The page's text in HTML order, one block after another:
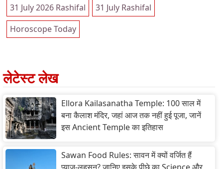
31 July 2026 Rashifal
31 July Rashifal
Horoscope Today
लेटेस्ट लेख
Ellora Kailasanatha Temple: 100 साल में
बना कैलाश मंदिर, जहां आज तक नहीं हुई पूजा, जानें
इस Ancient Temple का इतिहास
Sawan Food Rules: सावन में क्यों वर्जित हैं